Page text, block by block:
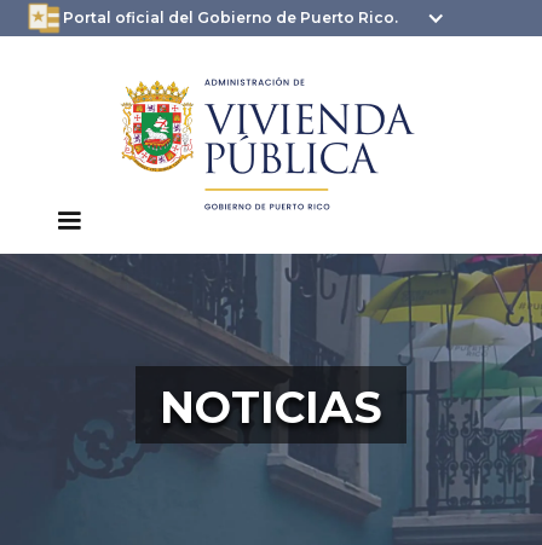
Portal oficial del Gobierno de Puerto Rico.
oficial.pr.gov
seguros .pr.gov usan
HTTPS
NOTICIAS